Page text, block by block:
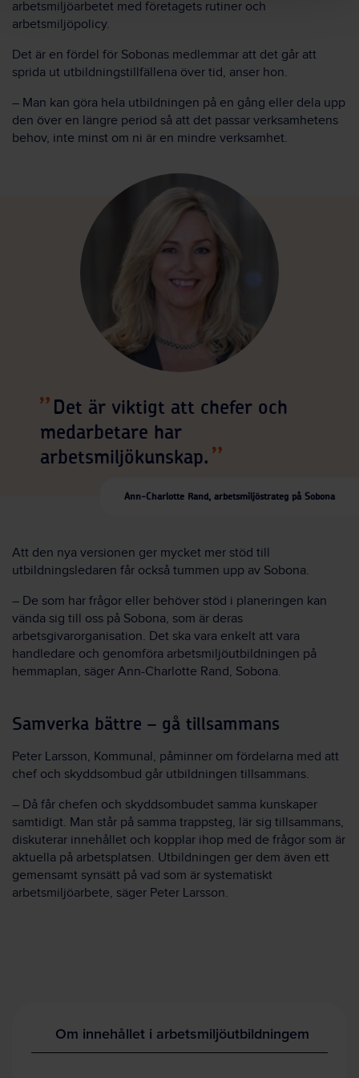
arbetsmiljöarbetet med företagets rutiner och
arbetsmiljöpolicy.
Det är en fördel för Sobonas medlemmar att det går att
sprida ut utbildningstillfällena över tid, anser hon.
– Man kan göra hela utbildningen på en gång eller dela upp
den över en längre period så att det passar verksamhetens
behov, inte minst om ni är en mindre verksamhet.
Det är viktigt att chefer och
medarbetare har
arbetsmiljökunskap.
Ann-Charlotte Rand, arbetsmiljöstrateg på Sobona
Att den nya versionen ger mycket mer stöd till
utbildningsledaren får också tummen upp av Sobona.
– De som har frågor eller behöver stöd i planeringen kan
vända sig till oss på Sobona, som är deras
arbetsgivarorganisation. Det ska vara enkelt att vara
handledare och genomföra arbetsmiljöutbildningen på
hemmaplan, säger Ann-Charlotte Rand, Sobona.
Samverka bättre – gå tillsammans
Peter Larsson, Kommunal, påminner om fördelarna med att
chef och skyddsombud går utbildningen tillsammans.
– Då får chefen och skyddsombudet samma kunskaper
samtidigt. Man står på samma trappsteg, lär sig tillsammans,
diskuterar innehållet och kopplar ihop med de frågor som är
aktuella på arbetsplatsen. Utbildningen ger dem även ett
gemensamt synsätt på vad som är systematiskt
arbetsmiljöarbete, säger Peter Larsson.
Om innehållet i arbetsmiljöutbildningem